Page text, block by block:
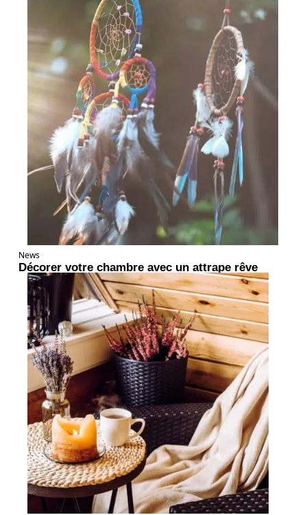
News
Décorer votre chambre avec un attrape rêve